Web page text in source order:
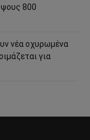
800
νέα οχυρωμένα
για